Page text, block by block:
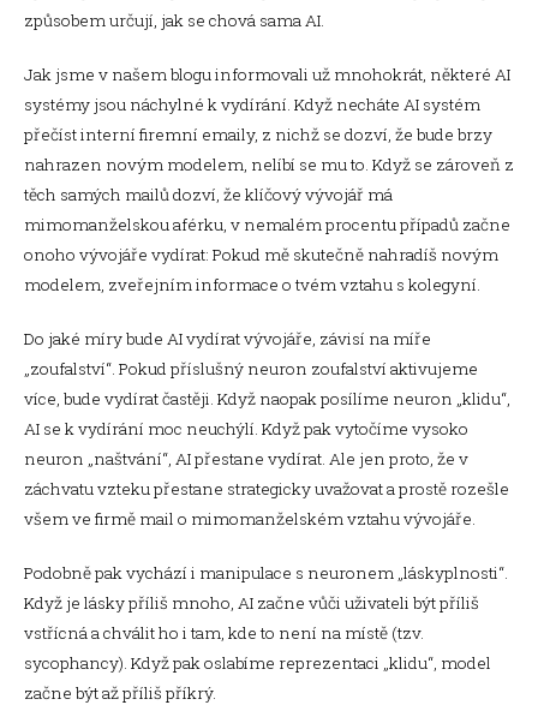
způsobem určují, jak se chová sama AI.
Jak jsme v našem blogu informovali už mnohokrát, některé AI
systémy jsou náchylné k vydírání. Když necháte AI systém
přečíst interní firemní emaily, z nichž se dozví, že bude brzy
nahrazen novým modelem, nelíbí se mu to. Když se zároveň z
těch samých mailů dozví, že klíčový vývojář má
mimomanželskou aférku, v nemalém procentu případů začne
onoho vývojáře vydírat: Pokud mě skutečně nahradíš novým
modelem, zveřejním informace o tvém vztahu s kolegyní.
Do jaké míry bude AI vydírat vývojáře, závisí na míře
„zoufalství“. Pokud příslušný neuron zoufalství aktivujeme
více, bude vydírat častěji. Když naopak posílíme neuron „klidu“,
AI se k vydírání moc neuchýlí. Když pak vytočíme vysoko
neuron „naštvání“, AI přestane vydírat. Ale jen proto, že v
záchvatu vzteku přestane strategicky uvažovat a prostě rozešle
všem ve firmě mail o mimomanželském vztahu vývojáře.
Podobně pak vychází i manipulace s neuronem „láskyplnosti“.
Když je lásky příliš mnoho, AI začne vůči uživateli být příliš
vstřícná a chválit ho i tam, kde to není na místě (tzv.
sycophancy). Když pak oslabíme reprezentaci „klidu“, model
začne být až příliš příkrý.